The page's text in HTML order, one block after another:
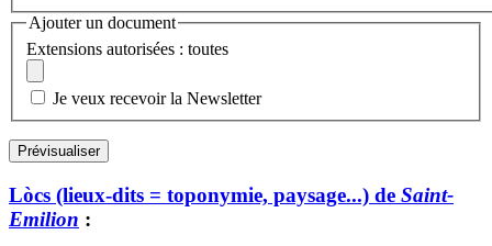
Ajouter un document
Extensions autorisées : toutes
Je veux recevoir la Newsletter
Lòcs (lieux-dits = toponymie, paysage...) de Saint-
Emilion :